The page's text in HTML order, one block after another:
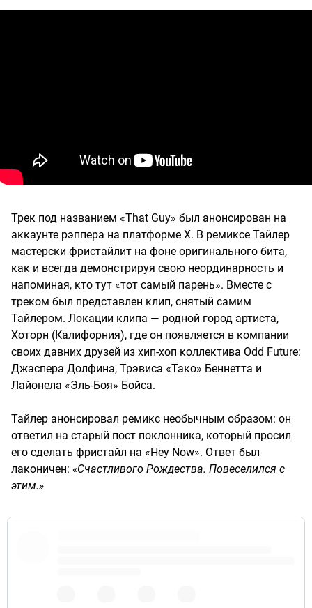
Трек под названием «That Guy» был анонсирован на
аккаунте рэппера на платформе X. В ремиксе Тайлер
мастерски фристайлит на фоне оригинального бита,
как и всегда демонстрируя свою неординарность и
напоминая, кто тут «тот самый парень». Вместе с
треком был представлен клип, снятый самим
Тайлером. Локации клипа — родной город артиста,
Хоторн (Калифорния), где он появляется в компании
своих давних друзей из хип-хоп коллектива Odd Future:
Джаспера Долфина, Трэвиса «Тако» Беннетта и
Лайонела «Эль-Боя» Бойса.
Тайлер анонсировал ремикс необычным образом: он
ответил на старый пост поклонника, который просил
его сделать фристайл на «Hey Now». Ответ был
лаконичен: «Счастливого Рождества. Повеселился с
этим.»